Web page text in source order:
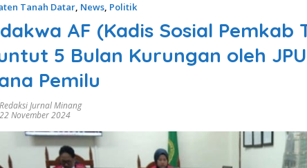
Tanah Datar, News, Politik
AF (Kadis Sosial Pemkab
5 Bulan Kurungan oleh
Pemilu
Redaksi Jurnal Minang
22 November 2024